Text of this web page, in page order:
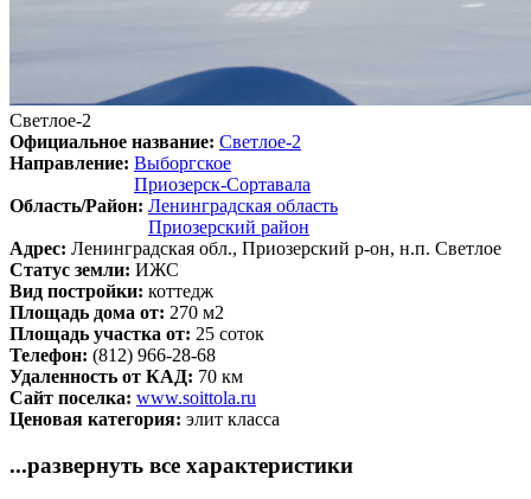
Светлое-2
Официальное название: Светлое-2
Направление: Выборгское
Приозерск-Сортавала
Область/Район: Ленинградская область
Приозерский район
Адрес: Ленинградская обл., Приозерский р-он, н.п. Светлое
Статус земли: ИЖС
Вид постройки: коттедж
Площадь дома от: 270 м2
Площадь участка от: 25 соток
Телефон: (812) 966-28-68
Удаленность от КАД: 70 км
Сайт поселка: www.soittola.ru
Ценовая категория: элит класса
...развернуть все характеристики